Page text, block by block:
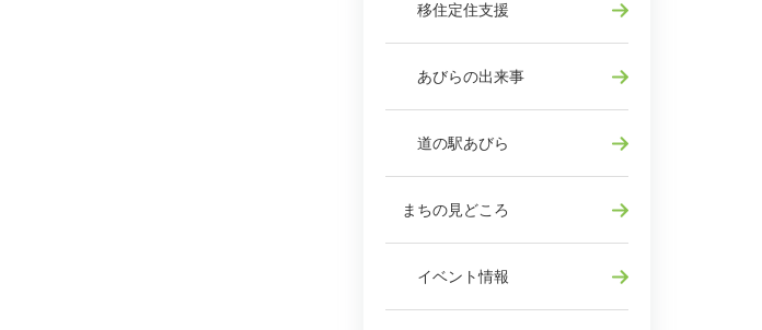
移住定住支援
あびらの出来事
道の駅あびら
まちの見どころ
イベント情報